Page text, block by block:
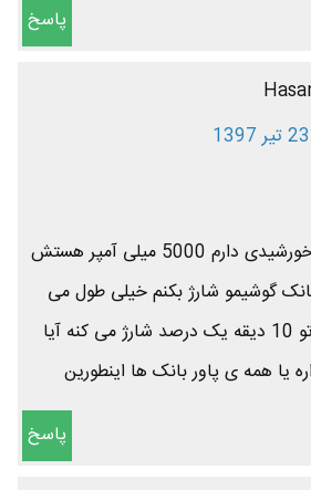
پاسخ
23 تیر 1397
سلام من یه پاور بانک خورشیدی دارم 5000 میلی آمپر هستش
گوشیمو شارژ بکنم خیلی طول می
کشه که شارژ بشه مثلا تو 10 دیقه یک درصد شارژ می کنه آیا
یا همه ی پاور بانک ها اینطورین
پاسخ